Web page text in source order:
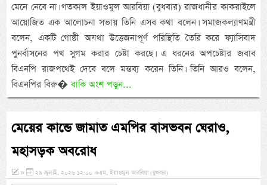
মেনে নেবে না। গতকাল ইয়াওমুল আরবিয়া (বুধবার) রাজধানীর কাকরাইলে
আয়োজিত এক আলোচনা সভায় তিনি এসব কথা বলেন। সমাজকল্যাণমন্ত্রী
বলেন, একটি গোষ্ঠী অযথা উত্তেজনাপূর্ণ পরিস্থিতি তৈরি করে ফ্যাসিবাদ
পুনর্বাসনের পথ সুগম করার চেষ্টা করছে। এ ধরনের অপচেষ্টার জবাব
বিএনপি রাজপথেই দেবে বলে মন্তব্য করেন তিনি। তিনি আরও বলেন,
বিএনপির বিরু�বাকি অংশ পড়ুন...
মেয়ের কান্ডে জামাত এমপির বাসভবন ঘেরাও,
মহাসড়ক অবরোধ
» ২৯ জুলাই, ২০২৬ ১২:০০ এএম, ইয়াওমুল আরবিয়া (বুধবার)